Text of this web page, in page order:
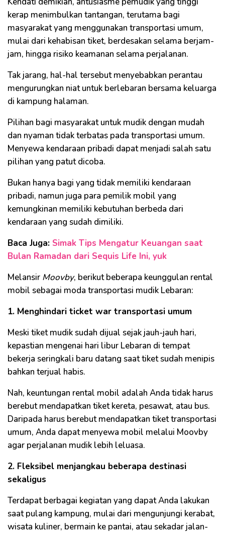
kerap menimbulkan tantangan, terutama bagi
masyarakat yang menggunakan transportasi umum,
mulai dari kehabisan tiket, berdesakan selama berjam-
jam, hingga risiko keamanan selama perjalanan.
Tak jarang, hal-hal tersebut menyebabkan perantau
mengurungkan niat untuk berlebaran bersama keluarga
di kampung halaman.
Pilihan bagi masyarakat untuk mudik dengan mudah
dan nyaman tidak terbatas pada transportasi umum.
Menyewa kendaraan pribadi dapat menjadi salah satu
pilihan yang patut dicoba.
Bukan hanya bagi yang tidak memiliki kendaraan
pribadi, namun juga para pemilik mobil yang
kemungkinan memiliki kebutuhan berbeda dari
kendaraan yang sudah dimiliki.
Baca Juga: Simak Tips Mengatur Keuangan saat
Bulan Ramadan dari Sequis Life Ini, yuk
Melansir Moovby, berikut beberapa keunggulan rental
mobil sebagai moda transportasi mudik Lebaran:
1. Menghindari ticket war transportasi umum
Meski tiket mudik sudah dijual sejak jauh-jauh hari,
kepastian mengenai hari libur Lebaran di tempat
bekerja seringkali baru datang saat tiket sudah menipis
bahkan terjual habis.
Nah, keuntungan rental mobil adalah Anda tidak harus
berebut mendapatkan tiket kereta, pesawat, atau bus.
Daripada harus berebut mendapatkan tiket transportasi
umum, Anda dapat menyewa mobil melalui Moovby
agar perjalanan mudik lebih leluasa.
2. Fleksibel menjangkau beberapa destinasi
sekaligus
Terdapat berbagai kegiatan yang dapat Anda lakukan
saat pulang kampung, mulai dari mengunjungi kerabat,
wisata kuliner, bermain ke pantai, atau sekadar jalan-